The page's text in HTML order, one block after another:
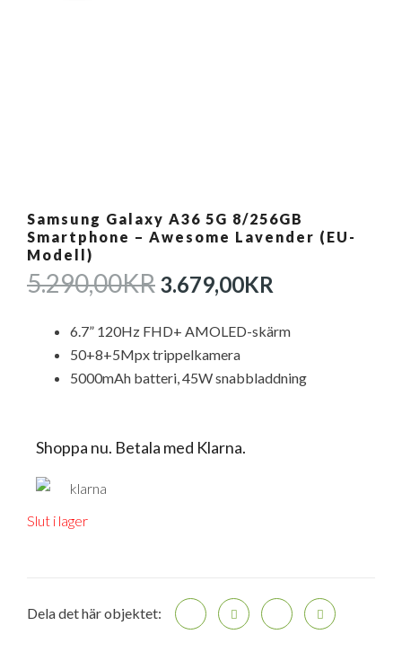
Samsung Galaxy A36 5G 8/256GB
Smartphone – Awesome Lavender (EU-
Modell)
5.290,00KRDET
URSPRUNGLIGA
PRISET
VAR:
5.290,00KR.
3.679,00KR
PRISET
6.7” 120Hz FHD+ AMOLED-skärm
50+8+5Mpx trippelkamera
5000mAh batteri, 45W snabbladdning
Shoppa nu. Betala med Klarna.
Slut i lager
Dela det här objektet: